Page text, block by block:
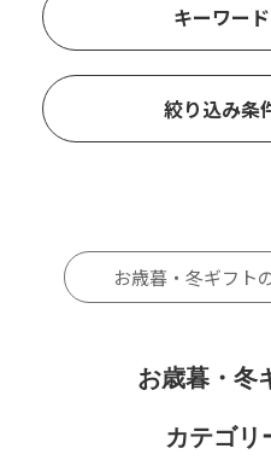
キーワー
絞り込み条
お歳暮・冬ギフト
お歳暮・冬
カテゴリ